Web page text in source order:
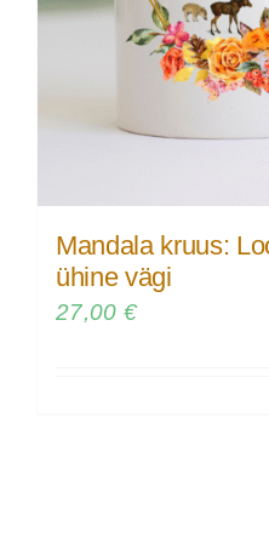
Mandala kruus:
ühine vägi
27,00 €